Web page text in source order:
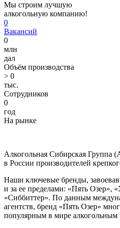
Мы строим лучшую
алкогольную компанию!
0
Вакансий
0
млн
дал
Объём производства
> 0
тыс.
Сотрудников
0
год
На рынке
Алкогольная Сибирская Группа
в России производителей
Наши ключевые бренды,
и за ее пределами: «Пять Озер»,
«Сиббиттер». По данным
агентств, бренд «Пять Озер»
популярным в мире алкогольным